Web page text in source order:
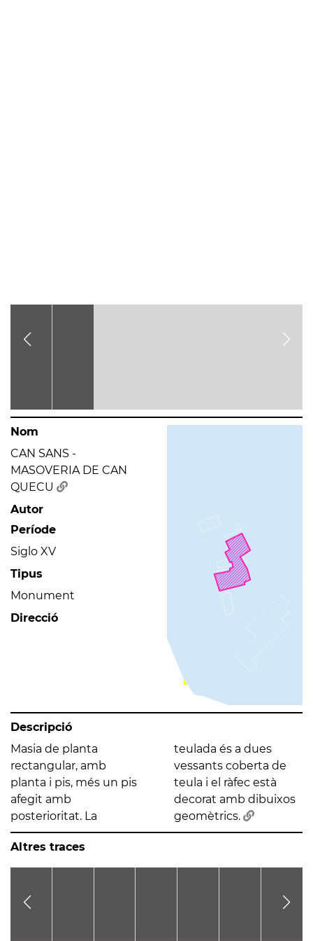
Nom
CAN SANS -
MASOVERIA DE CAN
QUECU
Autor
Període
Siglo XV
Tipus
Monument
Direcció
Descripció
Masia de planta
rectangular, amb
planta i pis, més un pis
afegit amb
posterioritat. La
teulada és a dues
vessants coberta de
teula i el ràfec està
decorat amb dibuixos
geomètrics.
Altres traces